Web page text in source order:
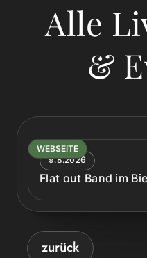
Alle
&
WEBSEITE
9.8.2026
Flat out Band im
zurück